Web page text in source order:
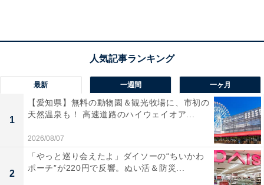
駅」からタクシーで約15分
料金
大人1名（参考価格）：公式Webサイトをご確認くださ
い
※プラン・部屋により価格は変動します
チェックイン・チェックアウト
最新 一週間 一ヶ月
1
【愛知県】無料の動物園＆観光牧場に、市初の
天然温泉も！ 高速道路のハイウェイオア...
2026/08/07
2
「やっと巡り会えたよ」ダイソーの“ちいかわ
ポーチ”が220円で反響。ぬい活＆防災...